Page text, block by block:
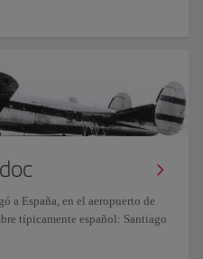
a España, en el aeropuerto de
típicamente español: Santiago